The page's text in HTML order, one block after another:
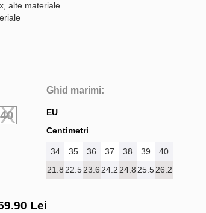
alte materiale
40
Ghid marimi:
EU
Centimetri
34 35 36 37 38 39
40
21.8 22.523.6 24.2 24.8 25.526.2
Lei